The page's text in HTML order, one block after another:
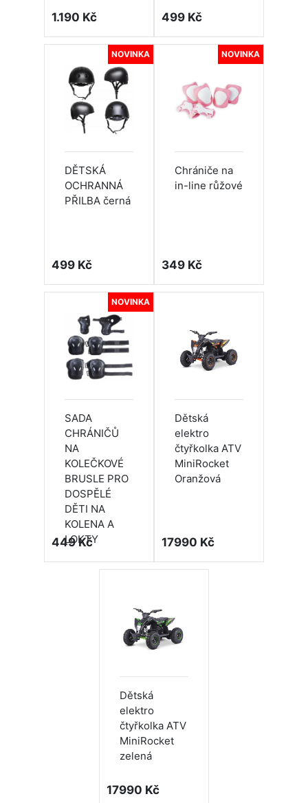
1.190 Kč 499 Kč
NOVINKA
DĚTSKÁ
OCHRANNÁ
PŘILBA černá
499 Kč
NOVINKA
Chrániče na
in-line růžové
349 Kč
NOVINKA
SADA
CHRÁNIČŮ
NA
KOLEČKOVÉ
BRUSLE PRO
DOSPĚLÉ
DĚTI NA
KOLENA A
LOKTY
449 Kč
Dětská
elektro
čtyřkolka ATV
MiniRocket
Oranžová
17990 Kč
Dětská
elektro
čtyřkolka ATV
MiniRocket
zelená
17990 Kč